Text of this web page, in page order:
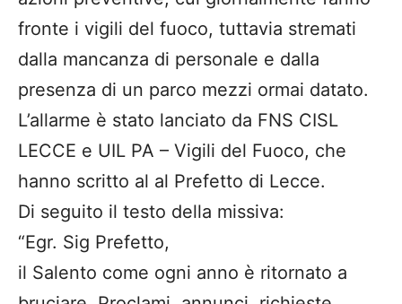
fronte i vigili del fuoco, tuttavia stremati
dalla mancanza di personale e dalla
presenza di un parco mezzi ormai datato.
L’allarme è stato lanciato da FNS CISL
LECCE e UIL PA – Vigili del Fuoco, che
hanno scritto al al Prefetto di Lecce.
Di seguito il testo della missiva:
“Egr. Sig Prefetto,
il Salento come ogni anno è ritornato a